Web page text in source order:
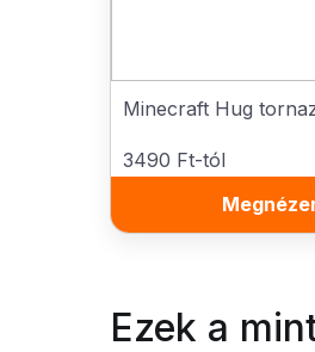
Minecraft Hug
3490 Ft-tól
Ezek a